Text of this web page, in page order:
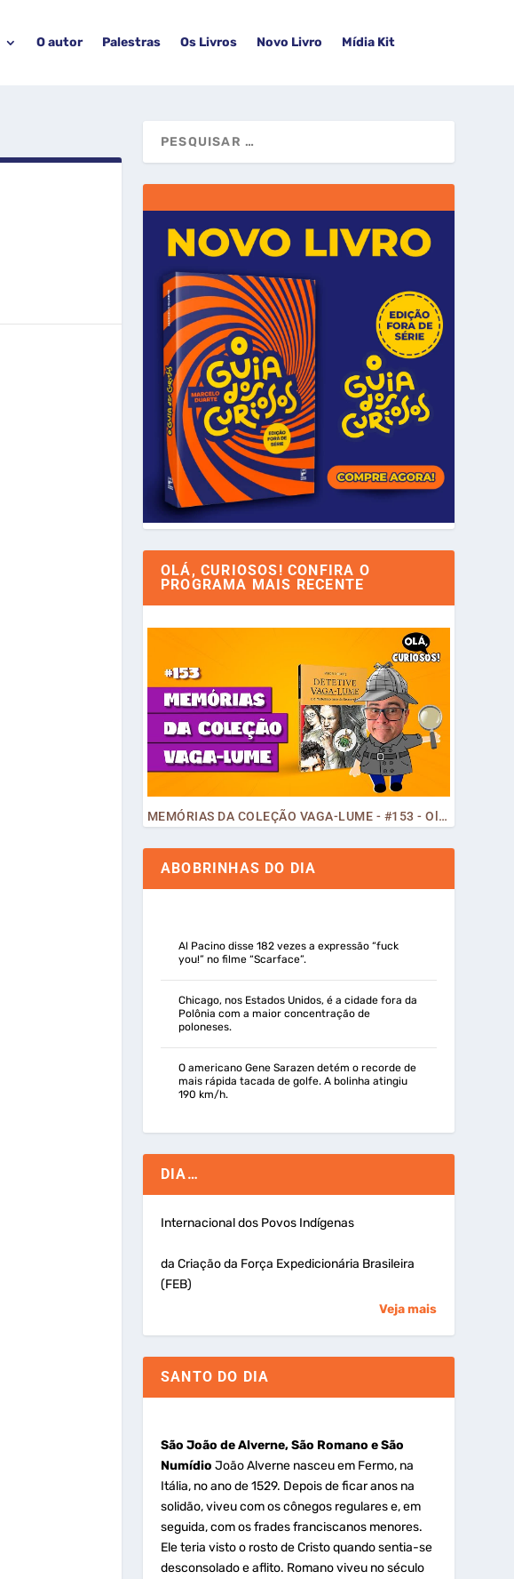
O autor Palestras Os Livros Novo Livro Mídia Kit
OLÁ, CURIOSOS! CONFIRA O
PROGRAMA MAIS RECENTE
MEMÓRIAS DA COLEÇÃO VAGA-LUME - #153 - Olá, Curiosos! 2023
ABOBRINHAS DO DIA
Al Pacino disse 182 vezes a expressão “fuck
you!” no filme “Scarface”.
Chicago, nos Estados Unidos, é a cidade fora da
Polônia com a maior concentração de
poloneses.
O americano Gene Sarazen detém o recorde de
mais rápida tacada de golfe. A bolinha atingiu
190 km/h.
DIA…
Internacional dos Povos Indígenas
da Criação da Força Expedicionária Brasileira
(FEB)
Veja mais
SANTO DO DIA
São João de Alverne, São Romano e São
Numídio João Alverne nasceu em Fermo, na
Itália, no ano de 1529. Depois de ficar anos na
solidão, viveu com os cônegos regulares e, em
seguida, com os frades franciscanos menores.
Ele teria visto o rosto de Cristo quando sentia-se
desconsolado e aflito. Romano viveu no século